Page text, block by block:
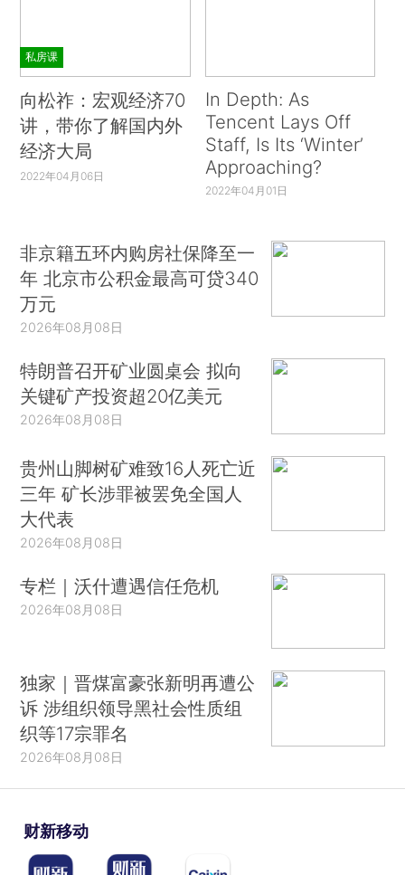
私房课
向松祚：宏观经济70
讲，带你了解国内外
经济大局
2022年04月06日
In Depth: As
Tencent Lays Off
Staff, Is Its ‘Winter’
Approaching?
2022年04月01日
非京籍五环内购房社保降至一
年 北京市公积金最高可贷340
万元
2026年08月08日
特朗普召开矿业圆桌会 拟向
关键矿产投资超20亿美元
2026年08月08日
贵州山脚树矿难致16人死亡近
三年 矿长涉罪被罢免全国人
大代表
2026年08月08日
专栏｜沃什遭遇信任危机
2026年08月08日
独家｜晋煤富豪张新明再遭公
诉 涉组织领导黑社会性质组
织等17宗罪名
2026年08月08日
财新移动